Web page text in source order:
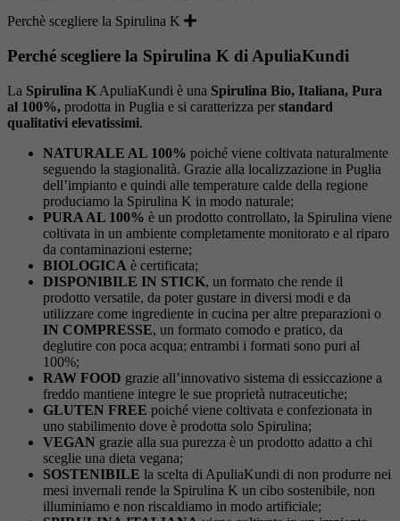
Perchè scegliere la Spirulina K
Perché scegliere la Spirulina K di ApuliaKundi
La Spirulina K ApuliaKundi è una Spirulina Bio, Italiana, Pura
al 100%, prodotta in Puglia e si caratterizza per standard
qualitativi elevatissimi.
NATURALE AL 100% poiché viene coltivata naturalmente
seguendo la stagionalità. Grazie alla localizzazione in Puglia
dell’impianto e quindi alle temperature calde della regione
produciamo la Spirulina K in modo naturale;
PURA AL 100% è un prodotto controllato, la Spirulina viene
coltivata in un ambiente completamente monitorato e al riparo
da contaminazioni esterne;
BIOLOGICA è certificata;
DISPONIBILE IN STICK, un formato che rende il
prodotto versatile, da poter gustare in diversi modi e da
utilizzare come ingrediente in cucina per altre preparazioni o
IN COMPRESSE, un formato comodo e pratico, da
deglutire con poca acqua; entrambi i formati sono puri al
100%;
RAW FOOD grazie all’innovativo sistema di essiccazione a
freddo mantiene integre le sue proprietà nutraceutiche;
GLUTEN FREE poiché viene coltivata e confezionata in
uno stabilimento dove è prodotta solo Spirulina;
VEGAN grazie alla sua purezza è un prodotto adatto a chi
sceglie una dieta vegana;
SOSTENIBILE la scelta di ApuliaKundi di non produrre nei
mesi invernali rende la Spirulina K un cibo sostenibile, non
illuminiamo e non riscaldiamo in modo artificiale;